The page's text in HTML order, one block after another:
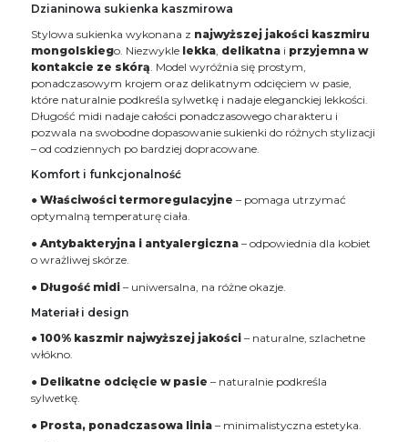
Dzianinowa sukienka kaszmirowa
Stylowa sukienka wykonana z najwyższej jakości kaszmiru
mongolskiego. Niezwykle lekka delikatna i przyjemna w
kontakcie ze skórą . Model wyróżnia się prostym,
ponadczasowym krojem oraz delikatnym odcięciem w pasie,
które naturalnie podkreśla sylwetkę i nadaje eleganckiej lekkości.
Długość midi nadaje całości ponadczasowego charakteru i
pozwala na swobodne dopasowanie sukienki do różnych stylizacji
– od codziennych po bardziej dopracowane.
Komfort i funkcjonalność
● Właściwości termoregulacyjne – pomaga utrzymać
optymalną temperaturę ciała.
● Antybakteryjna i antyalergiczna – odpowiednia dla kobiet
o wrażliwej skórze.
● Długość midi – uniwersalna, na różne okazje.
Materiał i design
● 100% kaszmir najwyższej jakości – naturalne, szlachetne
włókno.
● Delikatne odcięcie w pasie – naturalnie podkreśla
sylwetkę.
● Prosta, ponadczasowa linia – minimalistyczna estetyka.